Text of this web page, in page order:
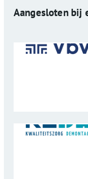
Aangesloten bij